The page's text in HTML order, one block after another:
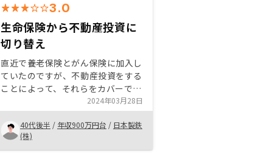
3.0
生命保険から不動産投資に
切り替え
直近で養老保険とがん保険に加入し
ていたのですが、不動産投資をする
ことによって、それらをカバーでき
ることを知りマンション購入に踏み
切りました。今後この選択がよかっ
たのかは、現状では判断できません
が、今後 良い投資だったと思いた
いです。
2024年03月28日
40代後半 / 年収900万円台 / 日本製鉄
(株)